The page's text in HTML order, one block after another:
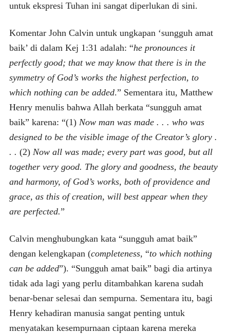
untuk ekspresi Tuhan ini sangat diperlukan di sini.
Komentar John Calvin untuk ungkapan ‘sungguh amat
baik’ di dalam Kej 1:31 adalah: “he pronounces it
perfectly good; that we may know that there is in the
symmetry of God’s works the highest perfection, to
which nothing can be added.” Sementara itu, Matthew
Henry menulis bahwa Allah berkata “sungguh amat
baik” karena: “(1) Now man was made . . . who was
designed to be the visible image of the Creator’s glory .
. . (2) Now all was made; every part was good, but all
together very good. The glory and goodness, the beauty
and harmony, of God’s works, both of providence and
grace, as this of creation, will best appear when they
are perfected.”
Calvin menghubungkan kata “sungguh amat baik”
dengan kelengkapan (completeness, “to which nothing
can be added”). “Sungguh amat baik” bagi dia artinya
tidak ada lagi yang perlu ditambahkan karena sudah
benar-benar selesai dan sempurna. Sementara itu, bagi
Henry kehadiran manusia sangat penting untuk
menyatakan kesempurnaan ciptaan karena mereka